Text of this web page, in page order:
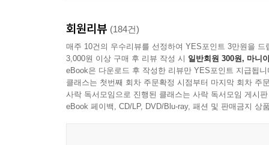
무관심이 얼마나 폭력적일 수 있는지를 보여준
대중들은 선입견에 쉽게 휩싸인다.
책의 제목은, 인종차별을 노래한 힙합 씬의 전설
투팍은 사회에서 소외되고 상처받아 내몰린 사람
없는 하층민의 삶을 가리킨 것이며, 사회적 편견
회원리뷰 (184건)
매주 10건의 우수리뷰를 선정하여 YES포인트 3만원을 드
3,000원 이상 구매 후 리뷰 작성 시 일반회원 300원, 마니
eBook은 다운로드 후 작성한 리뷰만 YES포인트 지급됩니
클래스는 첫번째 회차 주문확정 시점부터 마지막 회차 주
사락 독서모임으로 진행된 클래스는 사락 독서모임 게시
eBook 페이백, CD/LP, DVD/Blu-ray, 패션 및 판매금지 상